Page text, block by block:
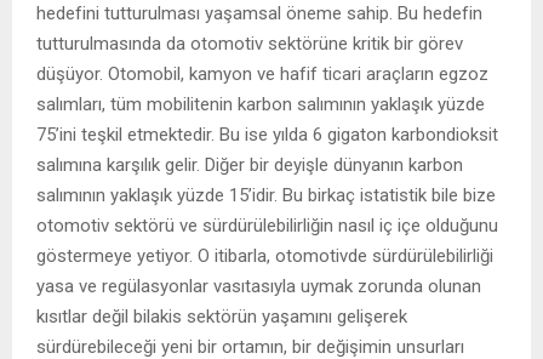
hedefini tutturulması yaşamsal öneme sahip. Bu hedefin
tutturulmasında da otomotiv sektörüne kritik bir görev
düşüyor. Otomobil, kamyon ve hafif ticari araçların egzoz
salımları, tüm mobilitenin karbon salımının yaklaşık yüzde
75’ini teşkil etmektedir. Bu ise yılda 6 gigaton karbondioksit
salımına karşılık gelir. Diğer bir deyişle dünyanın karbon
salımının yaklaşık yüzde 15’idir. Bu birkaç istatistik bile bize
otomotiv sektörü ve sürdürülebilirliğin nasıl iç içe olduğunu
göstermeye yetiyor. O itibarla, otomotivde sürdürülebilirliği
yasa ve regülasyonlar vasıtasıyla uymak zorunda olunan
kısıtlar değil bilakis sektörün yaşamını gelişerek
sürdürebileceği yeni bir ortamın, bir değişimin unsurları